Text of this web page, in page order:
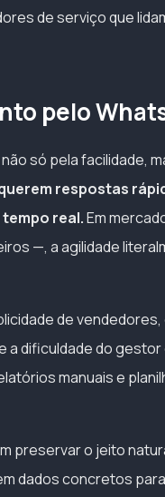
de serviço que
pelo
só pela facilidade,
respostas
real.Em
—, a agilidade
de vendedores,
dificuldade do gestor
manuais e
preservar o jeito
dados concretos